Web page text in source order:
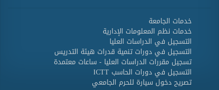
خدمات الجامعة
خدمات نظم المعلومات الإدارية
التسجيل في الدراسات العليا
التسجيل في دورات تنمية قدرات هيئة التدريس
تسجيل مقررات الدراسات العليا - ساعات معتمدة
التسجيل في دورات الحاسب ICTT
تصريح دخول سيارة للحرم الجامعي